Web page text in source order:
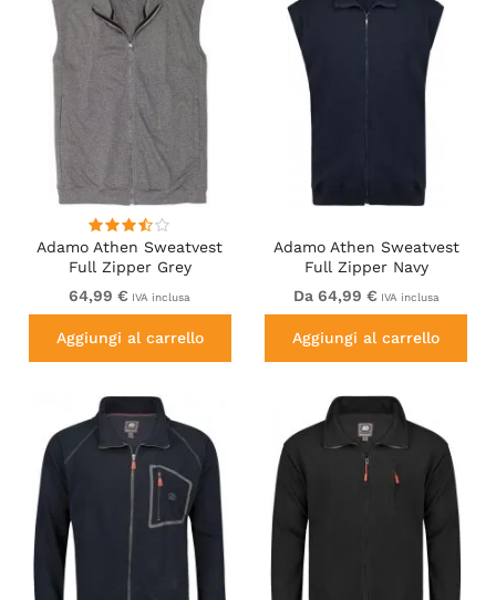
Adamo Athen Sweatvest
Full Zipper Grey
64,99 € IVA inclusa
Aggiungi al carrello
Adamo Athen Sweatvest
Full Zipper Navy
Da 64,99 € IVA inclusa
Aggiungi al carrello